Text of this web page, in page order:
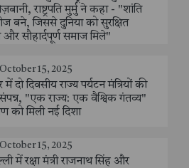
राष्ट्रपति मुर्मु ने कहा - "शांति
बने, जिससे दुनिया को सुरक्षित
सौहार्दपूर्ण समाज मिले"
October 15, 2025
दो दिवसीय राज्य पर्यटन मंत्रियों की
"एक राज्य: एक वैश्विक गंतव्य"
को मिली नई दिशा
October 15, 2025
में रक्षा मंत्री राजनाथ सिंह और